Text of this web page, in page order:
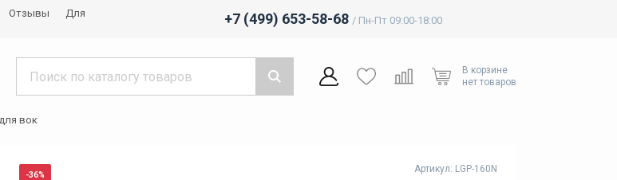
Отзывы
Для
+7 (499) 653-58-68 / Пн-Пт 09:00-18:00
В корзине
нет товаров
вок
-36%
Артикул: LGP-160N